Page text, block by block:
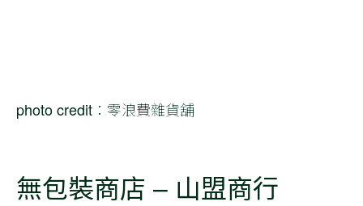
photo credit：零浪費雜貨舖
無包裝商店 – 山盟商行